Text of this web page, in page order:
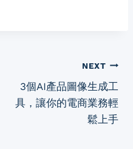
NEXT
3個AI產品圖像生成工
具，讓你的電商業務輕
鬆上手